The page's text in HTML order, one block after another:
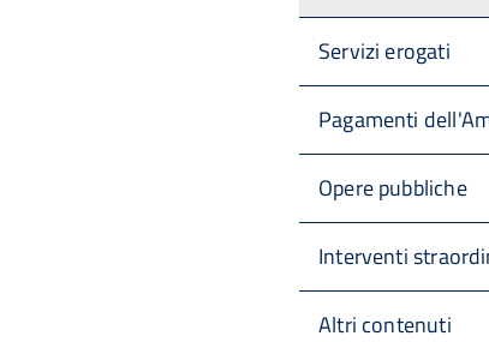
Servizi erogati
Pagamenti
Opere pubbliche
Interventi
Altri contenuti